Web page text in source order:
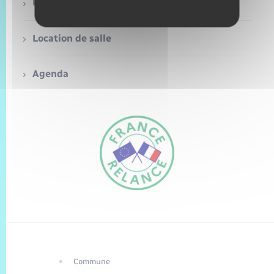
Météo
Urbanisme
Location de salle
Agenda
Commune